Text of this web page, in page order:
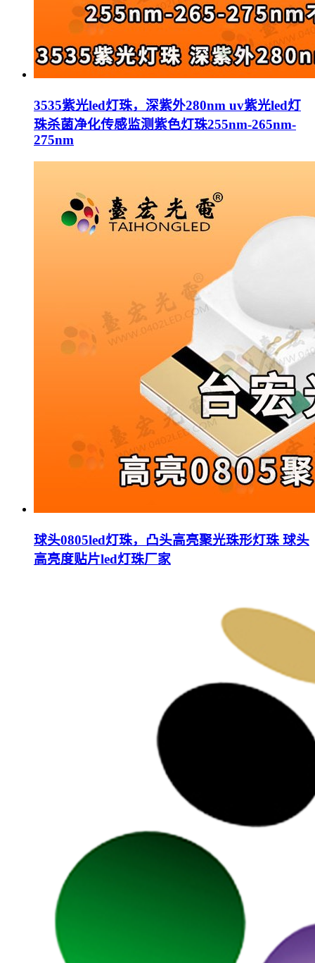
3535紫光led灯珠，深紫外280nm uv紫光led灯
珠杀菌净化传感监测紫色灯珠255nm-265nm-
275nm
球头0805led灯珠，凸头高亮聚光珠形灯珠 球头
高亮度贴片led灯珠厂家